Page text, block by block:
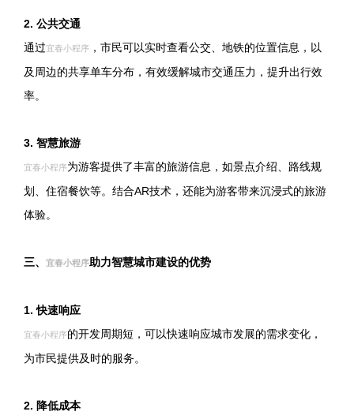
2. 公共交通
通过宜春小程序 ，市民可以实时查看公交、地铁的位置信息，以
及周边的共享单车分布，有效缓解城市交通压力，提升出行效
率。
3. 智慧旅游
宜春小程序为游客提供了丰富的旅游信息，如景点介绍、路线规
划、住宿餐饮等。结合AR技术，还能为游客带来沉浸式的旅游
体验。
三、 宜春小程序 助力智慧城市建设的优势
1. 快速响应
宜春小程序的开发周期短，可以快速响应城市发展的需求变化，
为市民提供及时的服务。
2. 降低成本